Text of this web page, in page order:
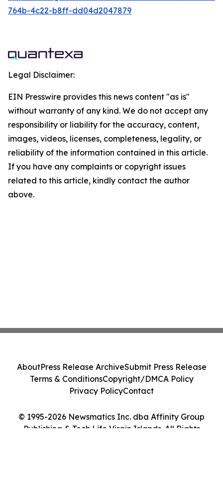
764b-4c22-b8ff-dd04d2047879
Legal Disclaimer:
EIN Presswire provides this news content "as is"
without warranty of any kind. We do not accept any
responsibility or liability for the accuracy, content,
images, videos, licenses, completeness, legality, or
reliability of the information contained in this article.
If you have any complaints or copyright issues
related to this article, kindly contact the author
above.
© 1995-2026 Newsmatics Inc. dba Affinity Group
Publishing & Tech Life Virgin Islands. All Rights
AboutPress Release ArchiveSubmit Press Release
Terms & ConditionsCopyright/DMCA Policy
Privacy PolicyContact